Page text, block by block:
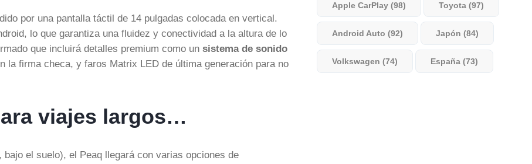
por una pantalla táctil de 14 pulgadas colocada en vertical.
lo que garantiza una fluidez y conectividad a la altura de lo
que incluirá detalles premium como un sistema de sonido
la firma checa, y faros Matrix LED de última generación para no
viajes largos…
el suelo), el Peaq llegará con varias opciones de
Apple CarPlay (98) Toyota (97)
Android Auto (92) Japón (84)
Volkswagen (74) España (73)